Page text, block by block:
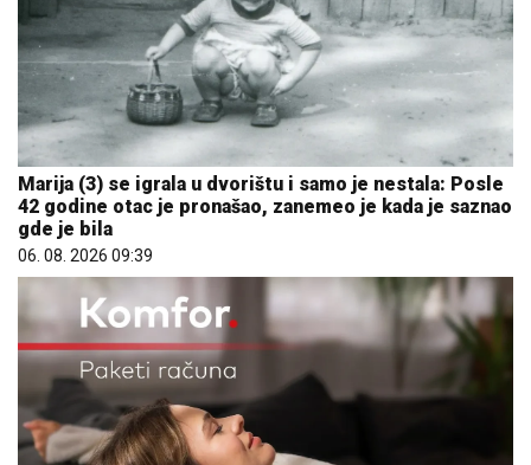
Marija (3) se igrala u dvorištu i samo je nestala: Posle
42 godine otac je pronašao, zanemeo je kada je saznao
gde je bila
06. 08. 2026 09:39